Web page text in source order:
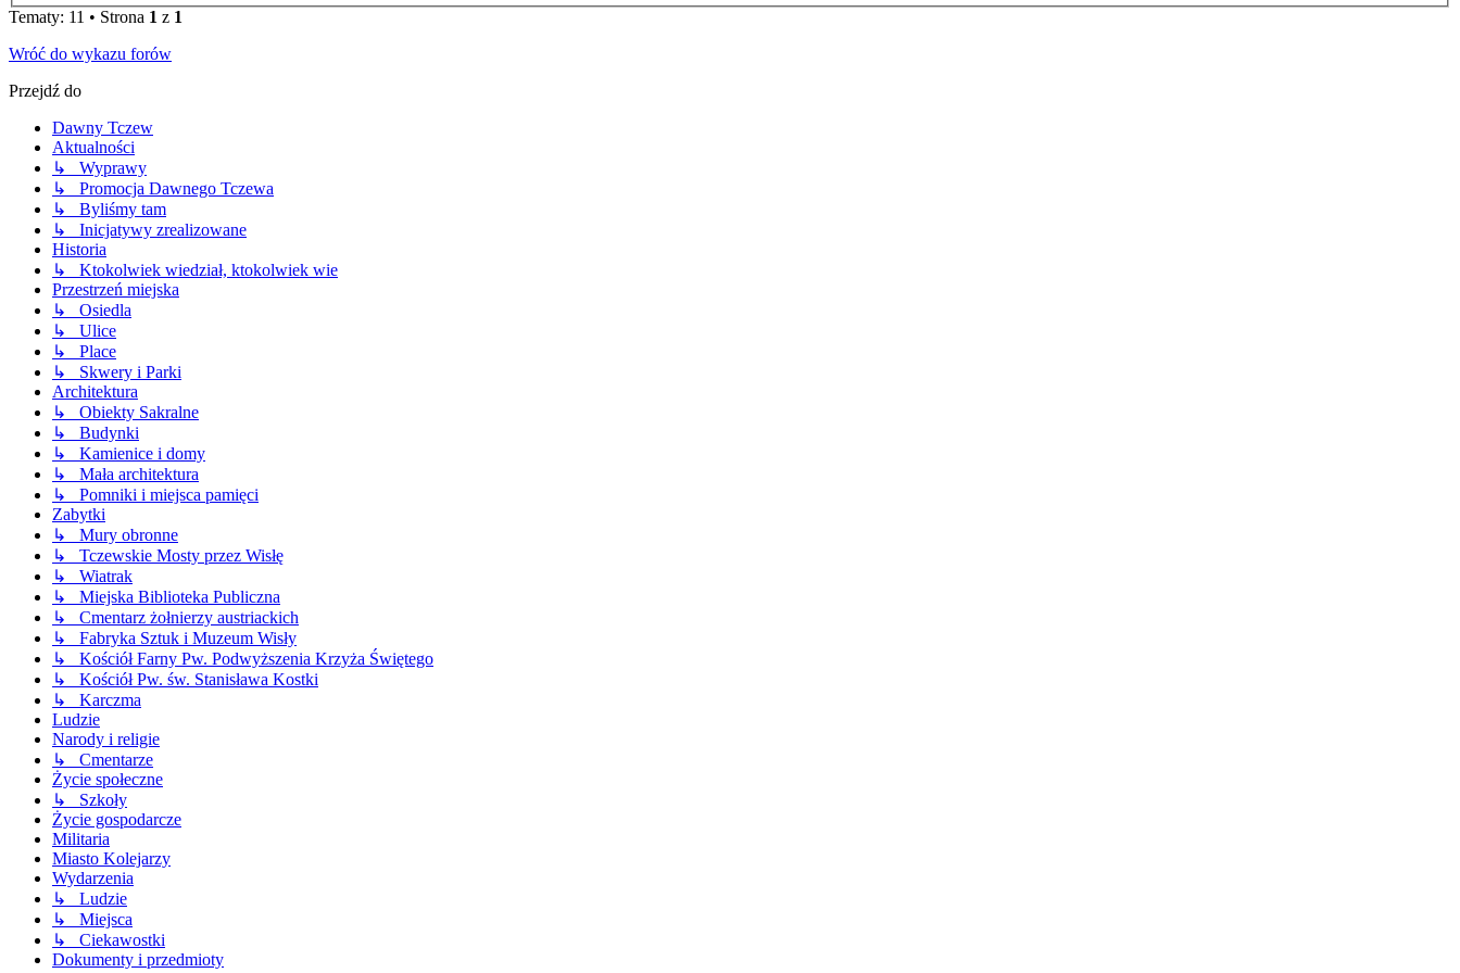
Tematy: 11 • Strona 1 z 1
Wróć do wykazu forów
Przejdź do
Dawny Tczew
Aktualności
↳ Wyprawy
↳ Promocja Dawnego Tczewa
↳ Byliśmy tam
↳ Inicjatywy zrealizowane
Historia
↳ Ktokolwiek wiedział, ktokolwiek wie
Przestrzeń miejska
↳ Osiedla
↳ Ulice
↳ Place
↳ Skwery i Parki
Architektura
↳ Obiekty Sakralne
↳ Budynki
↳ Kamienice i domy
↳ Mała architektura
↳ Pomniki i miejsca pamięci
Zabytki
↳ Mury obronne
↳ Tczewskie Mosty przez Wisłę
↳ Wiatrak
↳ Miejska Biblioteka Publiczna
↳ Cmentarz żołnierzy austriackich
↳ Fabryka Sztuk i Muzeum Wisły
↳ Kościół Farny Pw. Podwyższenia Krzyża Świętego
↳ Kościół Pw. św. Stanisława Kostki
↳ Karczma
Ludzie
Narody i religie
↳ Cmentarze
Życie społeczne
↳ Szkoły
Życie gospodarcze
Militaria
Miasto Kolejarzy
Wydarzenia
↳ Ludzie
↳ Miejsca
↳ Ciekawostki
Dokumenty i przedmioty